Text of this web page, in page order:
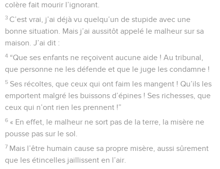
colère fait mourir l’ignorant.
3 C’est vrai, j’ai déjà vu quelqu’un de stupide avec une
bonne situation. Mais j’ai aussitôt appelé le malheur sur sa
maison. J’ai dit :
4 “Que ses enfants ne reçoivent aucune aide ! Au tribunal,
que personne ne les défende et que le juge les condamne !
5 Ses récoltes, que ceux qui ont faim les mangent ! Qu’ils les
emportent malgré les buissons d’épines ! Ses richesses, que
ceux qui n’ont rien les prennent !”
6 « En effet, le malheur ne sort pas de la terre, la misère ne
pousse pas sur le sol.
7 Mais l’être humain cause sa propre misère, aussi sûrement
que les étincelles jaillissent en l’air.